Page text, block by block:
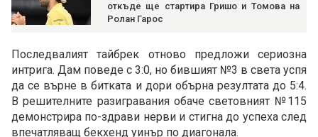
откъде ще стартира Гришо и Томова на
Ролан Гарос
Последвалият тайбрек отново предложи сериозна
интрига. Дам поведе с 3:0, но бившият №3 в света успя
да се върне в битката и дори обърна резултата до 5:4.
В решителните разигравания обаче световният №115
демонстрира по-здрави нерви и стигна до успеха след
впечатляващ бекхенд уинър по диагонала.